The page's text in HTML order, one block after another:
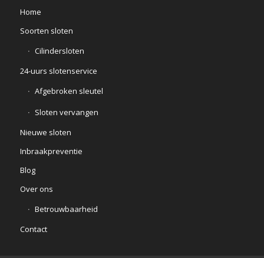
Home
Soorten sloten
Cilindersloten
24-uurs slotenservice
Afgebroken sleutel
Sloten vervangen
Nieuwe sloten
Inbraakpreventie
Blog
Over ons
Betrouwbaarheid
Contact